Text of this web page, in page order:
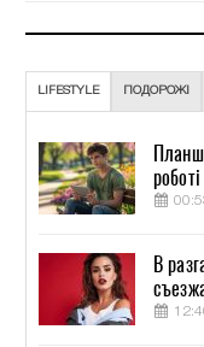
LIFESTYLE ПОДОРОЖІ
В